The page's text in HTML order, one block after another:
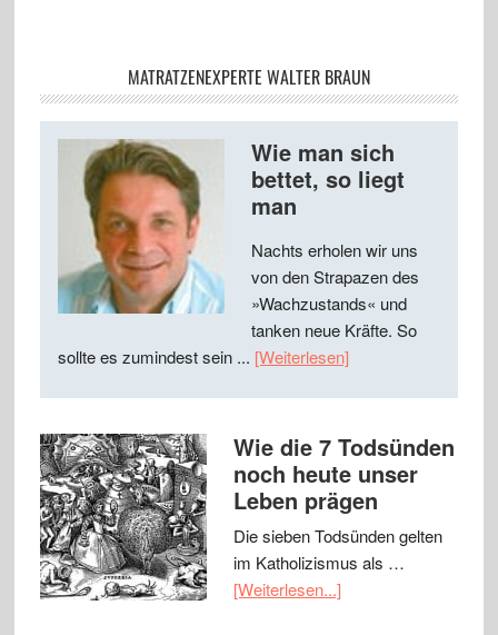
MATRATZENEXPERTE WALTER BRAUN
Wie man sich
bettet, so liegt
man
Nachts erholen wir uns
von den Strapazen des
»Wachzustands« und
tanken neue Kräfte. So
sollte es zumindest sein ... [Weiterlesen]
Wie die 7 Todsünden
noch heute unser
Leben prägen
Die sieben Todsünden gelten
im Katholizismus als …
[Weiterlesen...]